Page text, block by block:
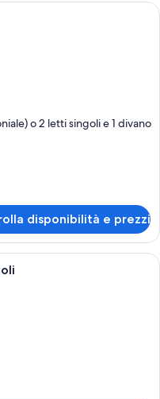
letto rifatto con cura, con una
o 2 letti singoli e 1 divano
disponibilità e prezzi
camera d'albergo con due letti